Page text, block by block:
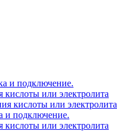
и подключение.
кислоты или электролита
кислоты или электролита
и подключение.
кислоты или электролита